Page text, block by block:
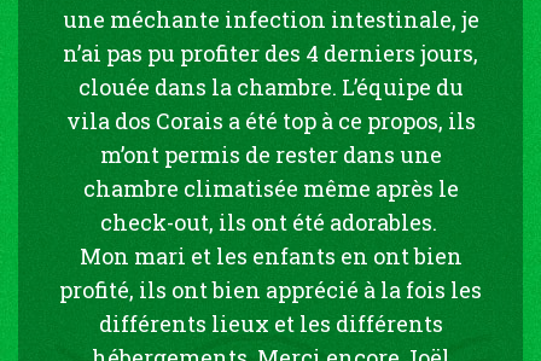
une méchante infection intestinale, je
n’ai pas pu profiter des 4 derniers jours,
clouée dans la chambre. L’équipe du
vila dos Corais a été top à ce propos, ils
m’ont permis de rester dans une
chambre climatisée même après le
check-out, ils ont été adorables.
Mon mari et les enfants en ont bien
profité, ils ont bien apprécié à la fois les
différents lieux et les différents